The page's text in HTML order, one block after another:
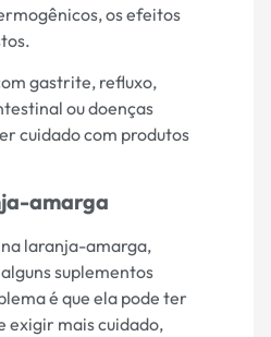
os efeitos
gastrite, refluxo,
ou doenças
cuidado com produtos
amarga
laranja-amarga,
suplementos
é que ela pode ter
exigir mais cuidado,